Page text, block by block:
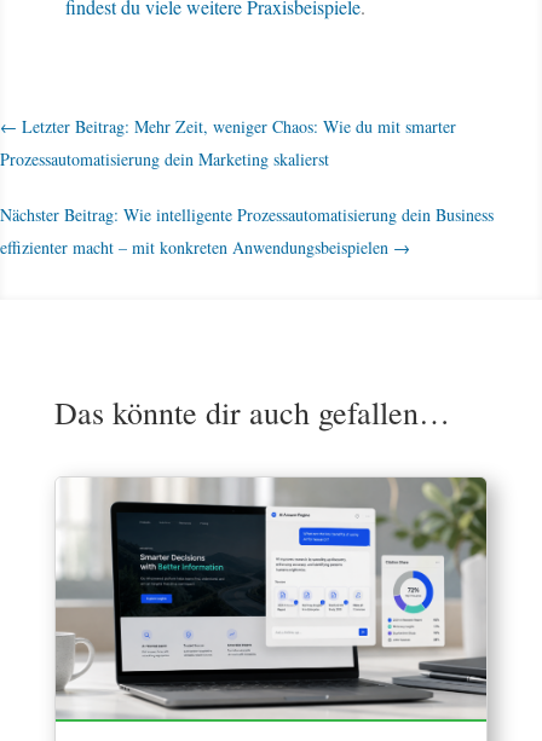
findest du viele weitere Praxisbeispiele.
← Letzter Beitrag: Mehr Zeit, weniger Chaos: Wie du mit smarter
Prozessautomatisierung dein Marketing skalierst
Nächster Beitrag: Wie intelligente Prozessautomatisierung dein Business
effizienter macht – mit konkreten Anwendungsbeispielen →
Das könnte dir auch gefallen…